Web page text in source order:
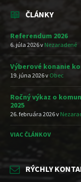
ČLÁNKY
Referendum 2026
6. júla 2026v Nezaradené
Výberové konanie
19. júna 2026v Obec
Ročný výkaz o
2025
26. februára 2026v
VIAC ČLÁNKOV
RÝCHLY